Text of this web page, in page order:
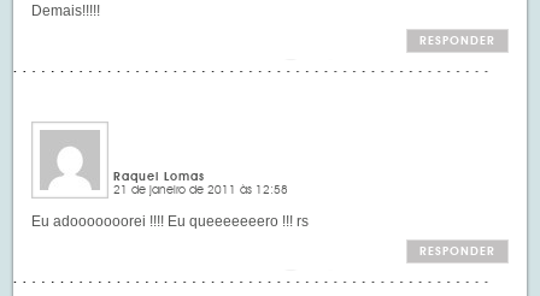
Demais!!!!!
RESPONDER
Raquel Lomas
21 de janeiro de 2011 às 12:58
Eu adooooooorei !!!! Eu queeeeeeero !!! rs
RESPONDER